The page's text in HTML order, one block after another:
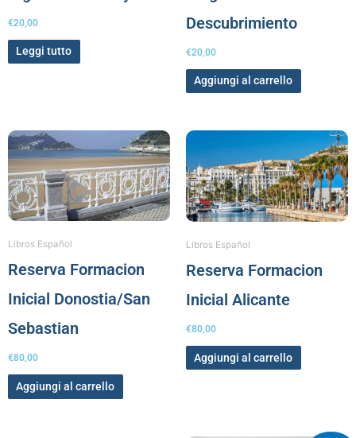
€20,00
Leggi tutto
Descubrimiento
€20,00
Aggiungi al carrello
Libros Español
Reserva Formacion
Inicial Donostia/San
Sebastian
€80,00
Aggiungi al carrello
Libros Español
Reserva Formacion
Inicial Alicante
€80,00
Aggiungi al carrello